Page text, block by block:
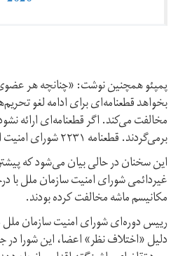
پمپئو همچنین نوشت: «چنانچه هر
بخواهد قطعنامه‌ای برای ادامه لغو
برمی‌گردند. قطعنامه ۲۲۳۱ شورای امنیت این‌گونه عمل می‌کند.»
غیردائمی شورای امنیت سازمان ملل با
مکانیسم ماشه مخالفت کرده بودند.
رییس دوره‌ای شورای امنیت سازمان ملل
دلیل «اختلاف نظر» اعضا، این شورا در